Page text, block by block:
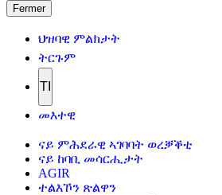
Fermer
ህዝባዊ ምልክታት
ትርጉም
TI
መእተዊ
ናይ ምሕደራዊ ኣገባባት ወረቓቕቲ
ናይ ከባቢ መሳርሒታት
AGIR
ተልእኾን ጽልዋን